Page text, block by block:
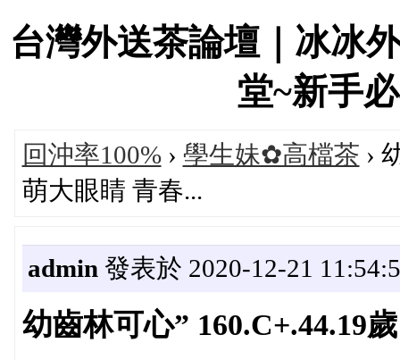
台灣外送茶論壇｜冰冰
堂~新手
回沖率100%› 學生妹✿高檔茶 ›
萌大眼睛 青春...
admin 發表於 2020-12-21
幼齒林可心” 160.C+.44.19